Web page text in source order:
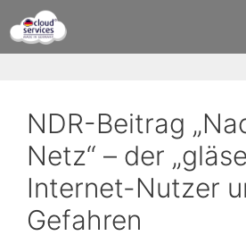
Inhalt
springen
NDR-Beitrag
Netz“ – der
Internet-Nutzer
Gefahren